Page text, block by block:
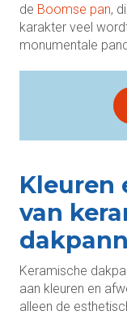
de Boomse pan,
karakter veel
monumentale
Kleuren
van
Keramische
aan kleuren en
alleen de